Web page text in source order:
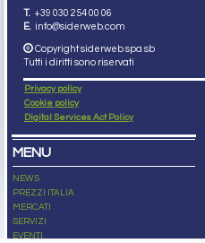
T. +39 030 254 00 06
E. info@siderweb.com
Copyright siderweb spa sb
Tutti i diritti sono riservati
Privacy policy
Cookie policy
Digital Services Act Policy
MENU
NEWS
PREZZI ITALIA
MERCATI
SERVIZI
EVENTI